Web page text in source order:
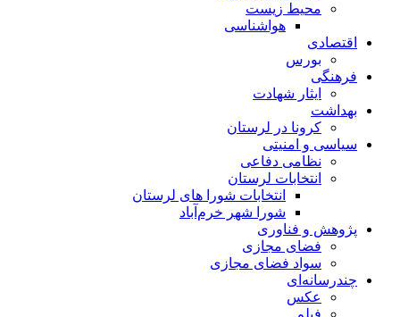
محیط زیست
هواشناسی
اقتصادی
بورس
فرهنگی
ایثار شهادت
بهداشت
کرونا در لرستان
سیاسی و امنیتی
نظامی دفاعی
انتخابات لرستان
انتخابات شورا های لرستان
شورا شهر خرم‌آباد
پژوهش و فناوری
فضای مجازی
سواد فضای مجازی
چندرسانه‌ای
عكس
فیلم